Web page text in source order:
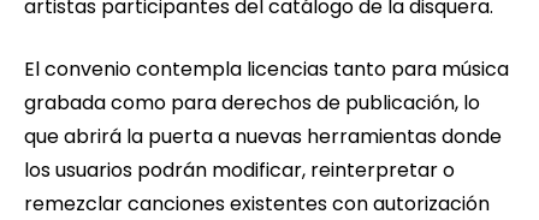
artistas participantes del catálogo de la disquera.
El convenio contempla licencias tanto para música
grabada como para derechos de publicación, lo
que abrirá la puerta a nuevas herramientas donde
los usuarios podrán modificar, reinterpretar o
remezclar canciones existentes con autorización